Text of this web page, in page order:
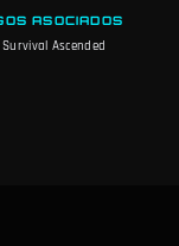
ASOCIADOS
Ascended